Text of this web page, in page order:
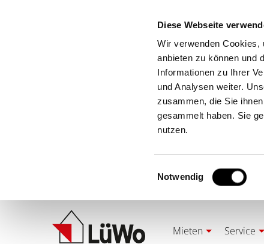
Diese Webseite
Wir verwenden Cookies,
anbieten zu können und
Informationen zu Ihrer
und Analysen weiter.
zusammen, die Sie
gesammelt haben. Sie
nutzen.
Einwilligungsauswahl
Notwendig
Mieten Service